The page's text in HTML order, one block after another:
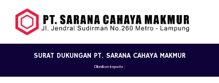
to
content
SURAT DUKUNGAN PT. SARANA CAHAYA MAKMUR
Diberikan kepada :